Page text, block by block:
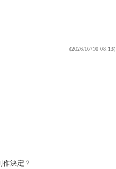
決定？
(2026/07/10 08:13)